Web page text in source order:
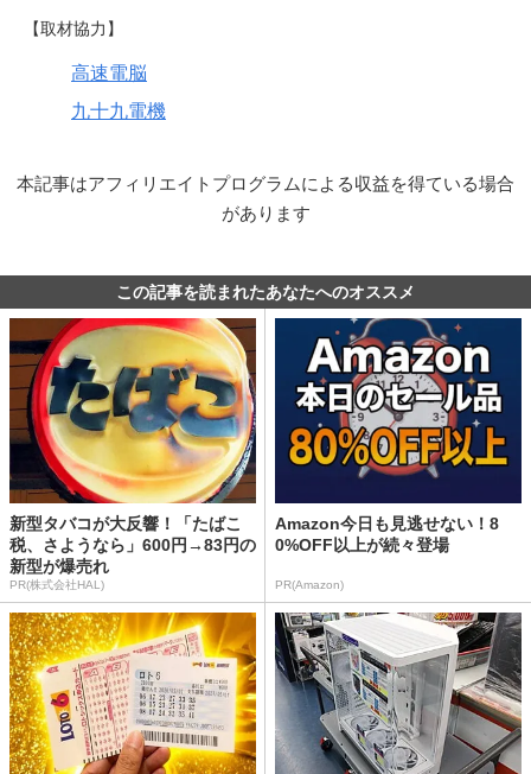
【取材協力】
高速電脳
九十九電機
本記事はアフィリエイトプログラムによる収益を得ている場合
があります
この記事を読まれたあなたへのオススメ
新型タバコが大反響！「たばこ
税、さようなら」600円→83円の
新型が爆売れ
PR(株式会社HAL)
Amazon今日も見逃せない！8
0%OFF以上が続々登場
PR(Amazon)